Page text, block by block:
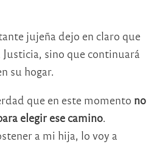
jujeña dejo en claro que
Justicia, sino que continuará
su hogar.
que en este momento no
elegir ese camino.
a mi hija, lo voy a